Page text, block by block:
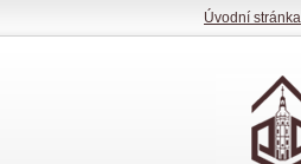
Úvodní stránka